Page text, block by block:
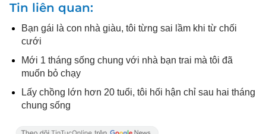
Tin liên quan
Bạn gái là con nhà giàu, tôi từng sai lầm khi từ chối
cưới
Mới 1 tháng sống chung với nhà bạn trai mà tôi đã
muốn bỏ chạy
Lấy chồng lớn hơn 20 tuổi, tôi hối hận chỉ sau hai tháng
chung sống